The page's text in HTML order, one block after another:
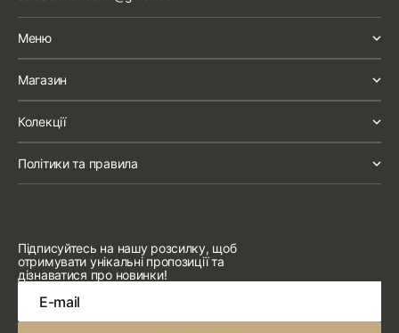
Меню
Магазин
Колекції
Політики та правила
Підписуйтесь на нашу розсилку, щоб
отримувати унікальні пропозиції та
дізнаватися про новинки!
E-mail